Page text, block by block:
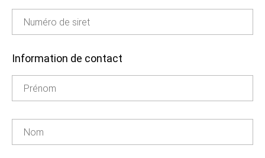
Numéro de siret
Information de contact
Prénom
Nom